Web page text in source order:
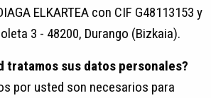
ELKARTEA con CIF G48113153 y
3 - 48200, Durango (Bizkaia).
tratamos sus datos personales?
por usted son necesarios para